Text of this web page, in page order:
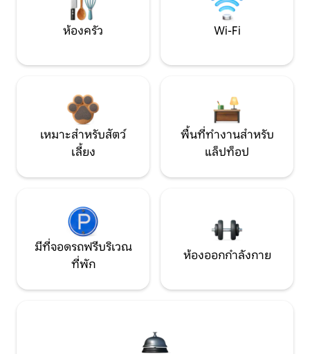
ห้องครัว Wi-Fi
เหมาะสำหรับสัตว์
เลี้ยง
พื้นที่ทำงานสำหรับ
แล็ปท็อป
มีที่จอดรถฟรีบริเวณ
ที่พัก
ห้องออกกำลังกาย